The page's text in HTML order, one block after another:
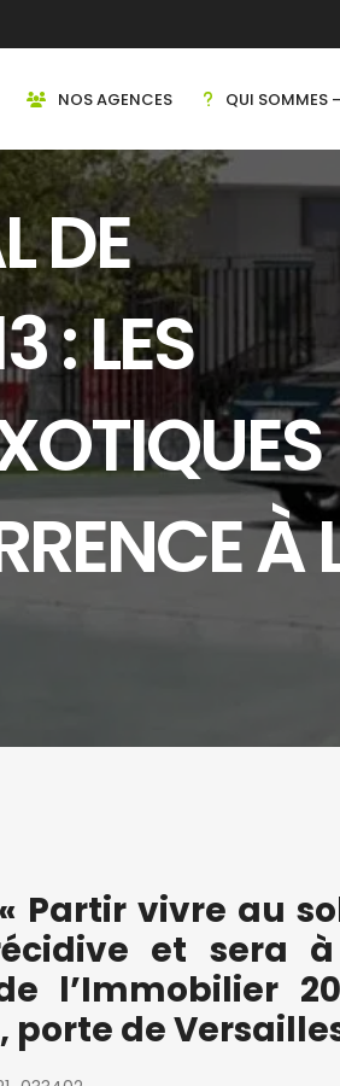
NOS AGENCES QUI SOMMES
DE
: LES
À
Partir vivre au
et sera
l’Immobilier
porte de